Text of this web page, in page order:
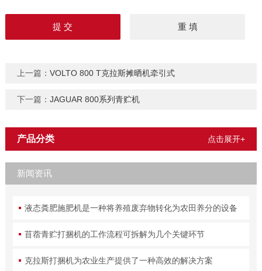
上一篇： VOLTO 800 T克拉斯摊晒机牵引式
下一篇： JAGUAR 800系列青贮机
产品分类 点击展开+
新闻资讯
液态粪肥施肥机是一种将养殖废弃物转化为农田养分的设备
苜蓿青贮打捆机的工作流程可拆解为几个关键环节
克拉斯打捆机为农业生产提供了一种高效的解决方案